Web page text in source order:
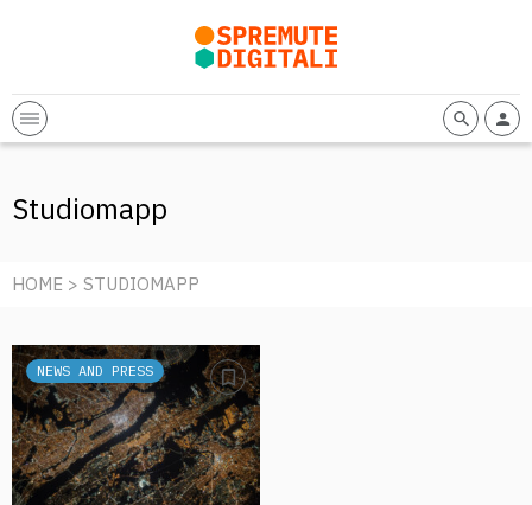
Studiomapp
HOME > STUDIOMAPP
NEWS AND PRESS